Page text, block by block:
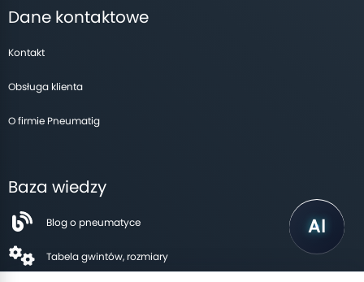
Dane kontaktowe
Kontakt
Obsługa klienta
O firmie Pneumatig
Baza wiedzy
Blog o pneumatyce
Tabela gwintów, rozmiary